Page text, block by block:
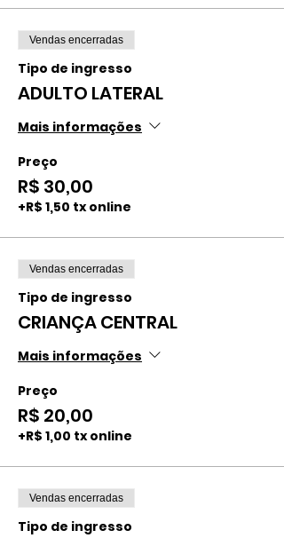
Vendas encerradas
Tipo de ingresso
ADULTO LATERAL
Mais informações
Preço
R$ 30,00
+R$ 1,50 tx online
Vendas encerradas
Tipo de ingresso
CRIANÇA CENTRAL
Mais informações
Preço
R$ 20,00
+R$ 1,00 tx online
Vendas encerradas
Tipo de ingresso